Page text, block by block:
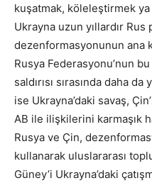
kuşatmak, köleleştirmek
Ukrayna uzun yıllardır Rus
dezenformasyonunun ana
Rusya Federasyonu’nun
saldırısı sırasında daha
ise Ukrayna’daki savaş,
AB ile ilişkilerini karmaşık
Rusya ve Çin,
kullanarak uluslararası
Güney’i Ukrayna’daki